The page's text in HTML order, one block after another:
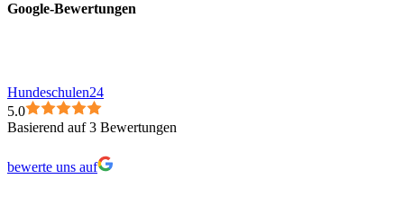
Google-Bewertungen
Hundeschulen24
5.0
Basierend auf 3 Bewertungen
bewerte uns auf